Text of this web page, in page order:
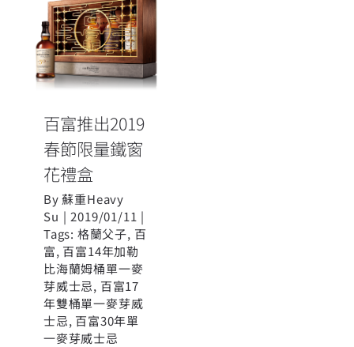
百富推出2019
春節限量鐵窗
花禮盒
百富推出2019
春節限量鐵窗
花禮盒
By蘇重Heavy
Su | 2019/01/11 |
Tags: 格蘭父子, 百
富, 百富14年加勒
比海蘭姆桶單一麥
芽威士忌, 百富17
年雙桶單一麥芽威
士忌, 百富30年單
一麥芽威士忌